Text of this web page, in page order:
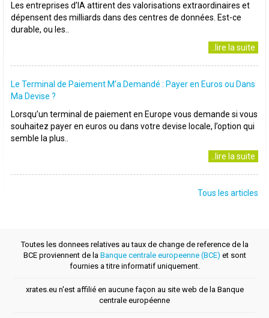
Les entreprises d’IA attirent des valorisations extraordinaires et
dépensent des milliards dans des centres de données. Est-ce
durable, ou les..
..lire la suite
Le Terminal de Paiement M’a Demandé : Payer en Euros ou Dans
Ma Devise ?
Lorsqu’un terminal de paiement en Europe vous demande si vous
souhaitez payer en euros ou dans votre devise locale, l’option qui
semble la plus..
..lire la suite
Tous les articles
Toutes les donnees relatives au taux de change de reference de la
BCE proviennent de la Banque centrale europeenne (BCE) et sont
fournies a titre informatif uniquement.
xrates.eu n'est affilié en aucune façon au site web de la Banque
centrale européenne